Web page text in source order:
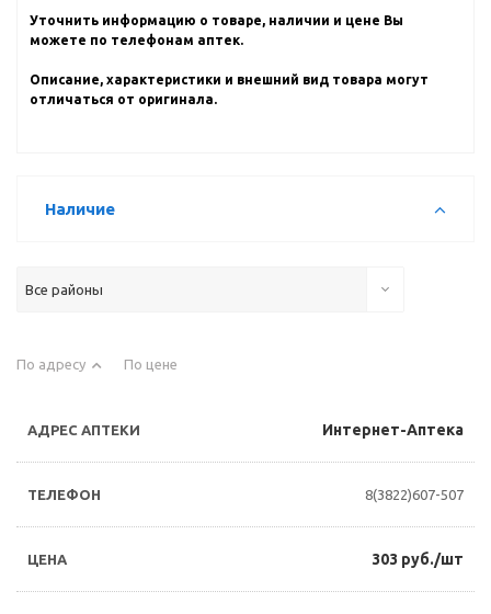
Уточнить информацию о товаре, наличии и цене Вы
можете по телефонам аптек.
Описание, характеристики и внешний вид товара могут
отличаться от оригинала.
Наличие
Все районы
По адресу По цене
Интернет-Аптека
8(3822)607-507
303 руб./шт